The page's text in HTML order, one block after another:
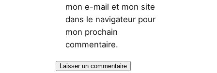
mon e-mail et mon site
dans le navigateur pour
mon prochain
commentaire.